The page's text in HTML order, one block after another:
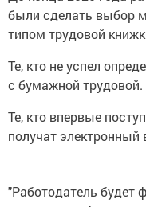
были сделать выбор
типом трудовой
Те, кто не успел
с бумажной трудовой.
Те, кто впервые
получат электронный
"Работодатель будет